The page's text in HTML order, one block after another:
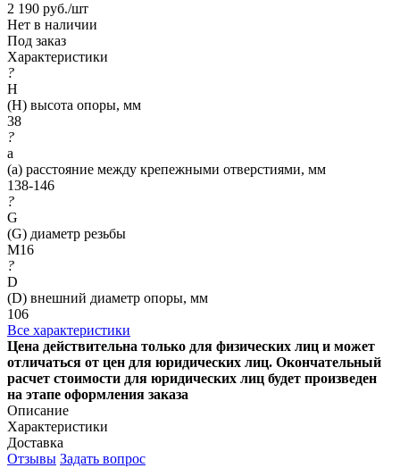
2 190 руб./шт
Нет в наличии
Под заказ
Характеристики
?
H
(H) высота опоры, мм
38
?
a
(a) расстояние между крепежными отверстиями, мм
138-146
?
G
(G) диаметр резьбы
M16
?
D
(D) внешний диаметр опоры, мм
106
Все характеристики
Цена действительна только для физических лиц и может
отличаться от цен для юридических лиц. Окончательный
расчет стоимости для юридических лиц будет произведен
на этапе оформления заказа
Описание
Характеристики
Доставка
Отзывы Задать вопрос